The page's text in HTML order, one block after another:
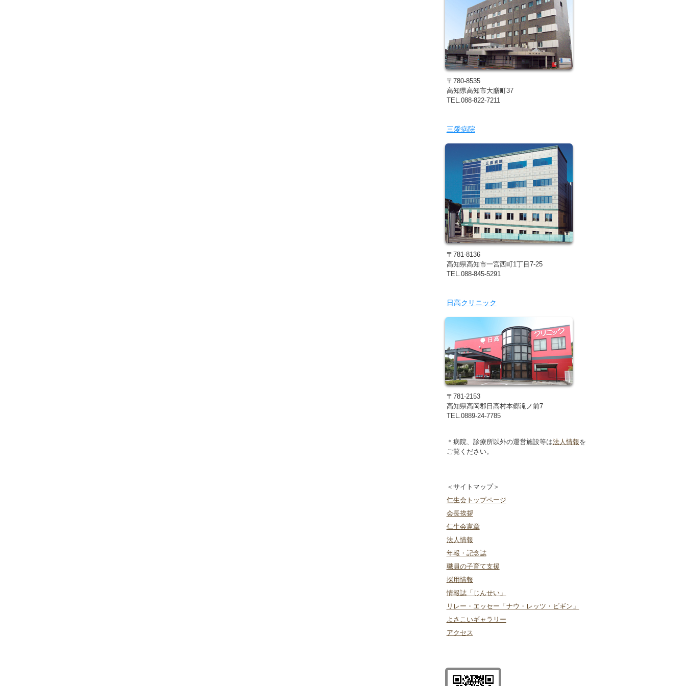
〒780-8535
高知県高知市大膳町37
TEL.088-822-7211
三愛病院
〒781-8136
高知県高知市一宮西町1丁目7-25
TEL.088-845-5291
日高クリニック
〒781-2153
高知県高岡郡日高村本郷滝ノ前7
TEL.0889-24-7785
＊病院、診療所以外の運営施設等は法人情報を
ご覧ください。
＜サイトマップ＞
仁生会トップページ
会長挨拶
仁生会憲章
法人情報
年報・記念誌
職員の子育て支援
採用情報
情報誌「じんせい」
リレー・エッセー「ナウ・レッツ・ビギン」
よさこいギャラリー
アクセス